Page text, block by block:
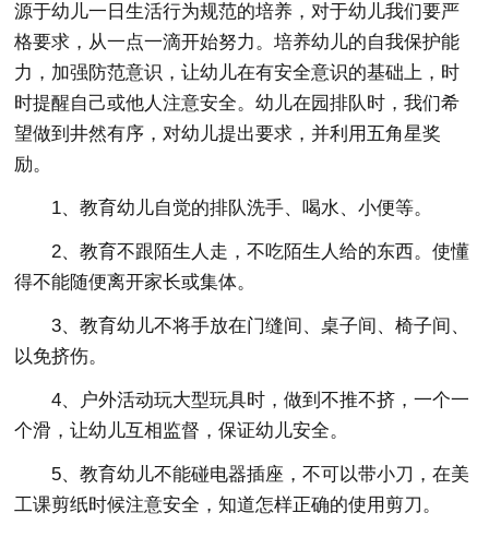
源于幼儿一日生活行为规范的培养，对于幼儿我们要严
格要求，从一点一滴开始努力。培养幼儿的自我保护能
力，加强防范意识，让幼儿在有安全意识的基础上，时
时提醒自己或他人注意安全。幼儿在园排队时，我们希
望做到井然有序，对幼儿提出要求，并利用五角星奖
励。
1、教育幼儿自觉的排队洗手、喝水、小便等。
2、教育不跟陌生人走，不吃陌生人给的东西。使懂
得不能随便离开家长或集体。
3、教育幼儿不将手放在门缝间、桌子间、椅子间、
以免挤伤。
4、户外活动玩大型玩具时，做到不推不挤，一个一
个滑，让幼儿互相监督，保证幼儿安全。
5、教育幼儿不能碰电器插座，不可以带小刀，在美
工课剪纸时候注意安全，知道怎样正确的使用剪刀。